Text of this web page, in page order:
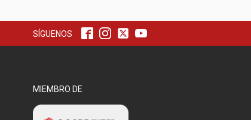
SÍGUENOS
MIEMBRO DE